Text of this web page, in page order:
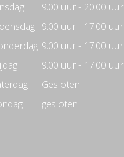
9.00 uur - 20.00 uur
9.00 uur - 17.00 uur
9.00 uur - 17.00 uur
9.00 uur - 17.00 uur
Gesloten
gesloten